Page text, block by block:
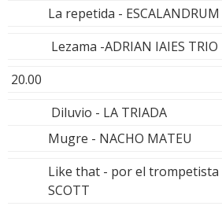
La repetida - ESCALANDRUM
Lezama -ADRIAN IAIES TRIO
20.00
Diluvio - LA TRIADA
Mugre - NACHO MATEU
Like that - por el trompetista
SCOTT